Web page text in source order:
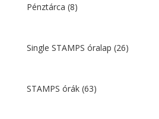
Pénztárca (8)
Single STAMPS óralap (26)
STAMPS órák (63)